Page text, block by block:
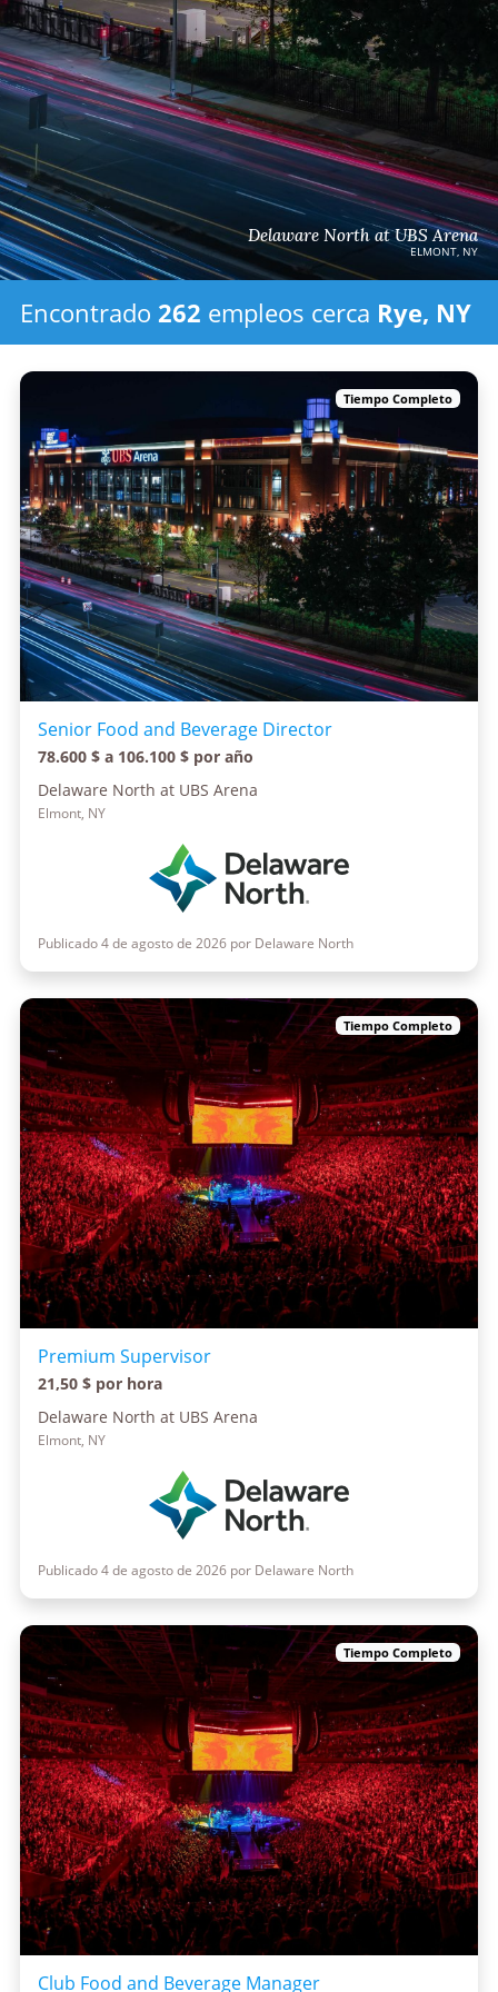
Delaware North at UBS Arena
ELMONT, NY
Encontrado 262 empleos cerca Rye, NY
Tiempo Completo
Senior Food and Beverage Director
78.600 $ a 106.100 $ por año
Delaware North at UBS Arena
Elmont, NY
Publicado 4 de agosto de 2026 por Delaware North
Tiempo Completo
Premium Supervisor
21,50 $ por hora
Delaware North at UBS Arena
Elmont, NY
Publicado 4 de agosto de 2026 por Delaware North
Tiempo Completo
Club Food and Beverage Manager